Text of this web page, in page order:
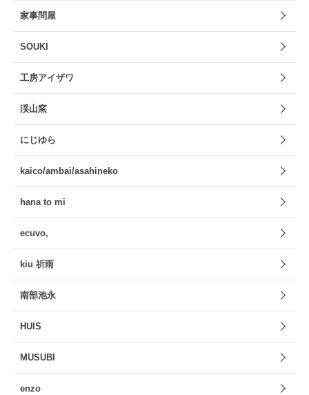
家事問屋
SOUKI
工房アイザワ
渓山窯
にじゆら
kaico/ambai/asahineko
hana to mi
ecuvo,
kiu 祈雨
南部池永
HUIS
MUSUBI
enzo